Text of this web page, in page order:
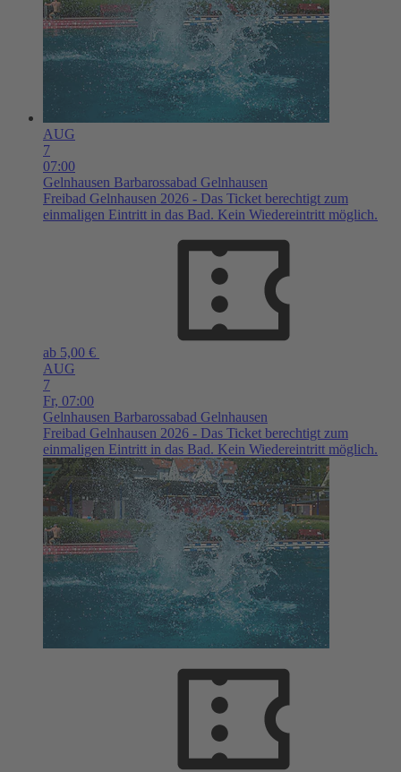
AUG
7
07:00
Gelnhausen Barbarossabad Gelnhausen
Freibad Gelnhausen 2026 - Das Ticket berechtigt zum
einmaligen Eintritt in das Bad. Kein Wiedereintritt möglich.
ab 5,00 €
AUG
7
Fr, 07:00
Gelnhausen Barbarossabad Gelnhausen
Freibad Gelnhausen 2026 - Das Ticket berechtigt zum
einmaligen Eintritt in das Bad. Kein Wiedereintritt möglich.